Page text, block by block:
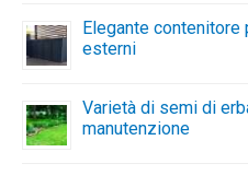
Elegante
esterni
Varietà di semi di
manutenzione